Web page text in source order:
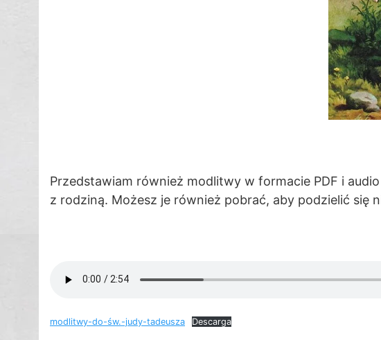
Przedstawiam również modlitwy w formacie PDF i
z rodziną. Możesz je również pobrać, aby podzielić się
modlitwy-do-św.-judy-tadeusza Descarga